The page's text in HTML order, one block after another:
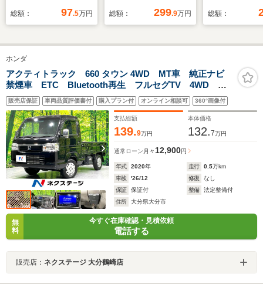
走行無制限保証 スマ
クカメラ 社外ナビ
ETC LEDヘッドライ
ト スペアキー 社外エ
ンジンスターター ハ
ーフレザーシート ス
テアリングスイッチ
総額： 97.5万円
ドスポットインフォメ
総額： 299.9万円
ター 両側電動
ト マイパイロ
横滑り防止装
総額：
ホンダ
アクティトラック 660 タウン 4WD MT車 純正ナビ
禁煙車 ETC Bluetooth再生 フルセグTV 4WD
CD/DVD再生
販売店保証 車両品質評価書付 購入プラン付 オンライン相談可 360°画像付
支払総額
139.9万円
本体価格
132.7万円
通常ローン 月々 12,900円
年式 2020年 走行 0.5万km
車検
'26/12 修復
なし
保証
保証付 整備
法定整備付
住所
大分県大分市
無
料
今すぐ在庫確認・見積依頼
電話する
販売店： ネクステージ 大分鶴崎店